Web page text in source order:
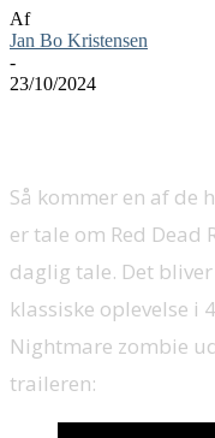
Af
Jan Bo Kristensen
-
23/10/2024
Så kommer en af de
er tale om Red Dead
daglig tale. Det
klassiske oplevelse i
Nightmare zombie
traileren: